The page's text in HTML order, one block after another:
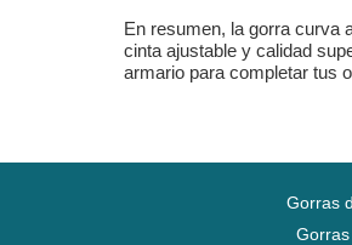
En resumen, la gorra curva
cinta ajustable y calidad
armario para completar tus
Gorras